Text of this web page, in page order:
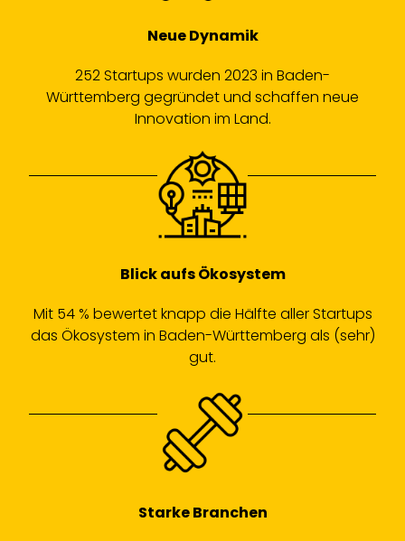
Neue Dynamik
252 Startups wurden 2023 in Baden-
Württemberg gegründet und schaffen neue
Innovation im Land.
Blick aufs Ökosystem
Mit 54 % bewertet knapp die Hälfte aller Startups
das Ökosystem in Baden-Württemberg als (sehr)
gut.
Starke Branchen